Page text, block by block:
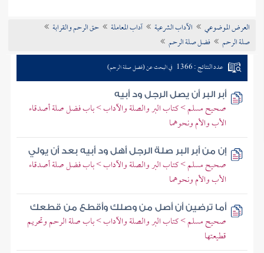
تراجم الأعلام
العرض الموضوعي الآداب الشرعية آداب المعاملة
حق الرحم والقرابة
صلة الرحم
فضل صلة الرحم
عدد النتائج : 1366 في البحث عن (فضل صلة الرحم)
أبر البر أن يصل الرجل ود أبيه
صحيح مسلم > كتاب البر والصلة والآداب > باب فضل صلة أصدقاء
الأب والأم ونحوهما
إن من أبر البر صلة الرجل أهل ود أبيه بعد أن يولي
صحيح مسلم > كتاب البر والصلة والآداب > باب فضل صلة أصدقاء
الأب والأم ونحوهما
أما ترضين أن أصل من وصلك وأقطع من قطعك
صحيح مسلم > كتاب البر والصلة والآداب > باب صلة الرحم وتحريم
قطيعتها